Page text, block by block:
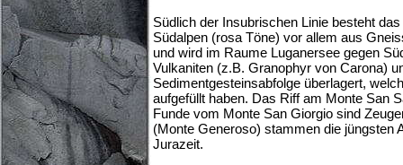
Südlich der Insubrischen Linie besteht
Südalpen (rosa Töne) vor allem aus
und wird im Raume Luganersee gegen
Vulkaniten (z.B. Granophyr von Carona)
Sedimentgesteinsabfolge überlagert,
aufgefüllt haben. Das Riff am Monte San
Funde vom Monte San Giorgio sind
(Monte Generoso) stammen die jüngsten
Jurazeit.